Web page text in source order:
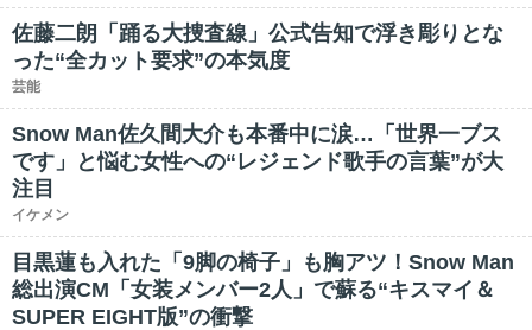
佐藤二朗「踊る大捜査線」公式告知で浮き彫りとな
った“全カット要求”の本気度
芸能
Snow Man佐久間大介も本番中に涙…「世界一ブス
です」と悩む女性への“レジェンド歌手の言葉”が大
注目
イケメン
目黒蓮も入れた「9脚の椅子」も胸アツ！Snow Man
総出演CM「女装メンバー2人」で蘇る“キスマイ＆
SUPER EIGHT版”の衝撃